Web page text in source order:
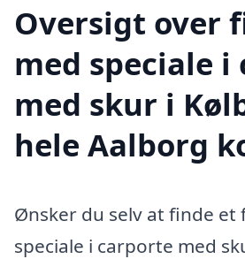
Oversigt over
med speciale
med skur i
hele Aalborg
Ønsker du selv at finde et
speciale i carporte med